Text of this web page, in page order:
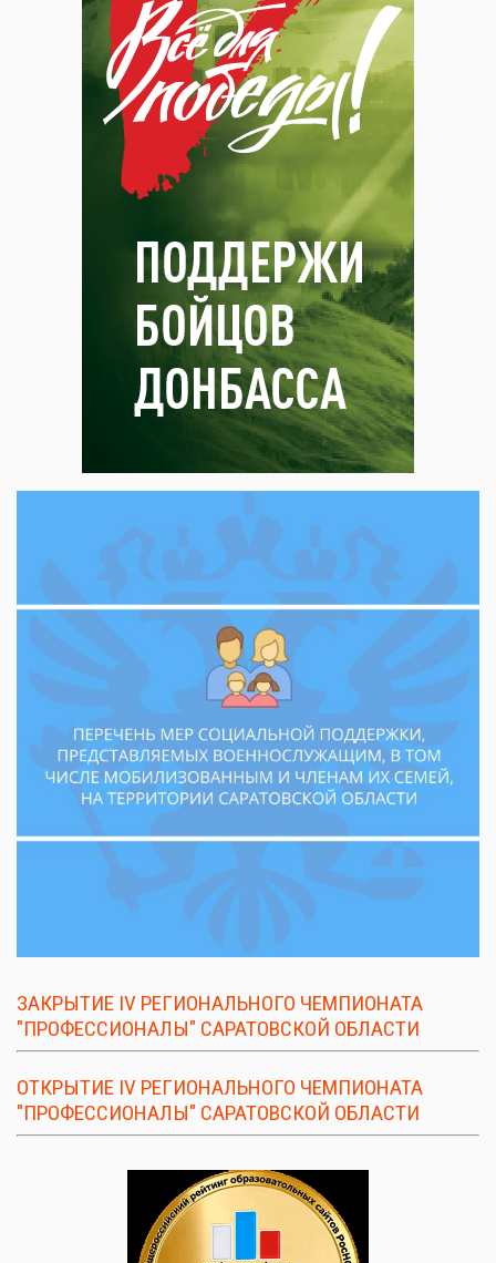
ЗАКРЫТИЕ IV РЕГИОНАЛЬНОГО ЧЕМПИОНАТА
"ПРОФЕССИОНАЛЫ" САРАТОВСКОЙ ОБЛАСТИ
ОТКРЫТИЕ IV РЕГИОНАЛЬНОГО ЧЕМПИОНАТА
"ПРОФЕССИОНАЛЫ" САРАТОВСКОЙ ОБЛАСТИ